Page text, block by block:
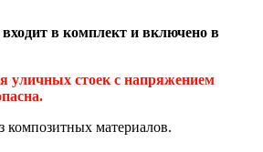
входит в комплект и включено в
уличных стоек с напряжением
композитных материалов.